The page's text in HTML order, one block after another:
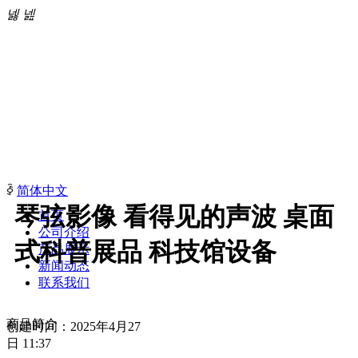
넳 넲
ꀅ 简体中文
首页
公司介绍
产品展示
新闻动态
联系我们
琴弦影像 看得见的声波 桌面
式科普展品 科技馆设备
商品简介
创建时间： 2025年4月27
日 11:37